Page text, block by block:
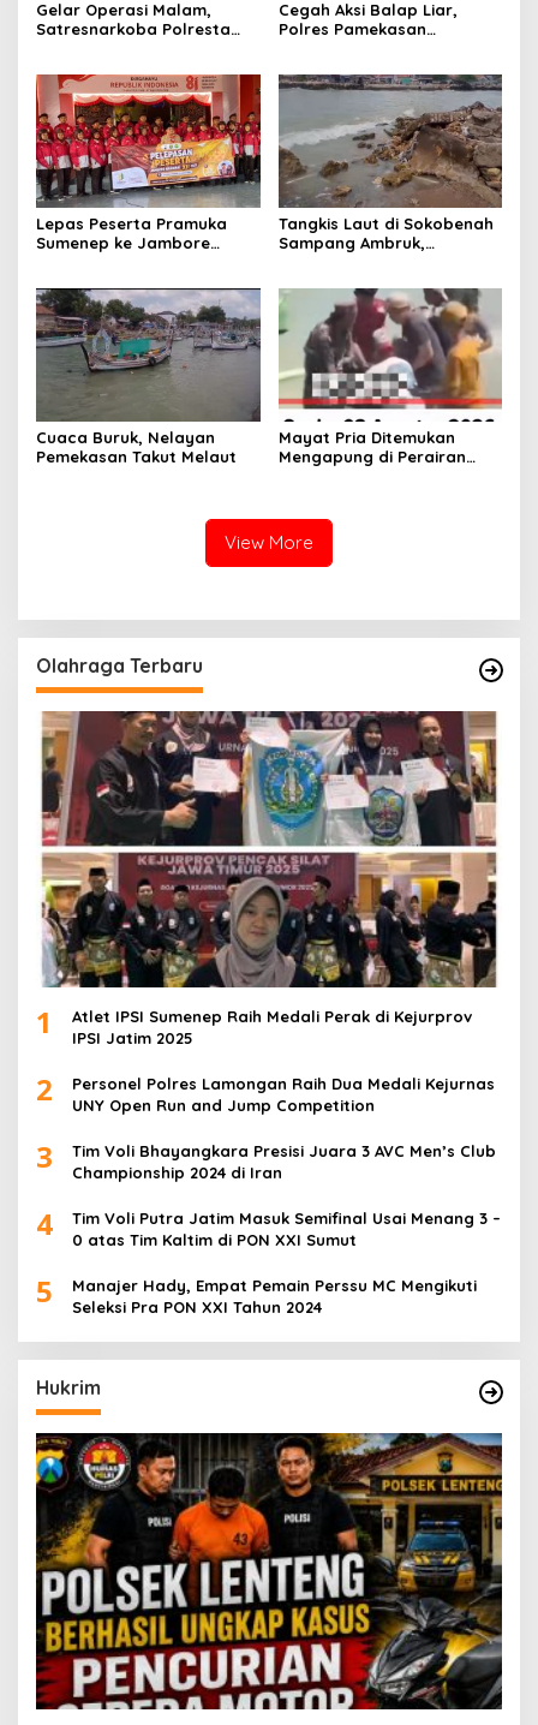
Gelar Operasi Malam,
Satresnarkoba Polresta
Cegah Aksi Balap Liar,
Polres Pamekasan
Lepas Peserta Pramuka
Sumenep ke Jambore
Tangkis Laut di Sokobenah
Sampang Ambruk,
Cuaca Buruk, Nelayan
Pemekasan Takut Melaut
Mayat Pria Ditemukan
Mengapung di Perairan
View More
Olahraga Terbaru
1
Atlet IPSI Sumenep Raih Medali Perak di Kejurprov
IPSI Jatim 2025
2
Personel Polres Lamongan Raih Dua Medali Kejurnas
UNY Open Run and Jump Competition
3
Tim Voli Bhayangkara Presisi Juara 3 AVC Men’s Club
Championship 2024 di Iran
4
Tim Voli Putra Jatim Masuk Semifinal Usai Menang 3 –
0 atas Tim Kaltim di PON XXI Sumut
5
Manajer Hady, Empat Pemain Perssu MC Mengikuti
Seleksi Pra PON XXI Tahun 2024
Hukrim